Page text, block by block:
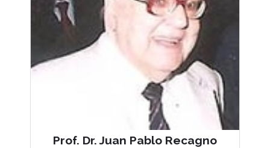
Prof. Dr. Juan Pablo Recagno